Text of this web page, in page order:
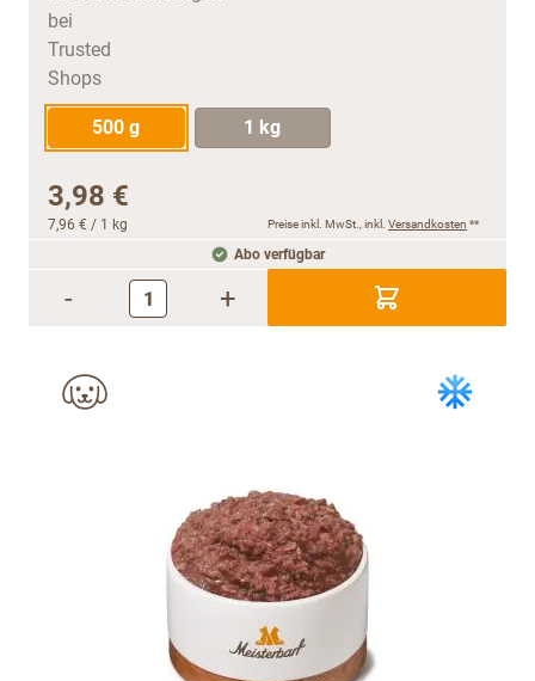
500 g 1 kg
3,98 €
7,96 € / 1 kg Preise inkl. MwSt., inkl. Versandkosten **
Abo verfügbar
- +